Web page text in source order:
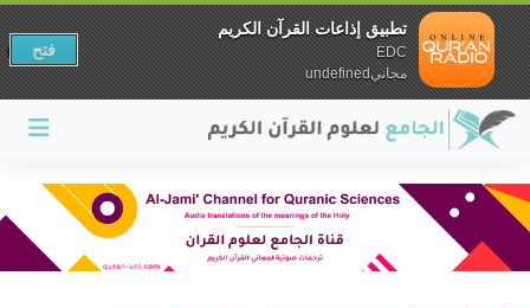
تطبيق إذاعات القرآن الكريم
EDC
مجانيundefined
فتح